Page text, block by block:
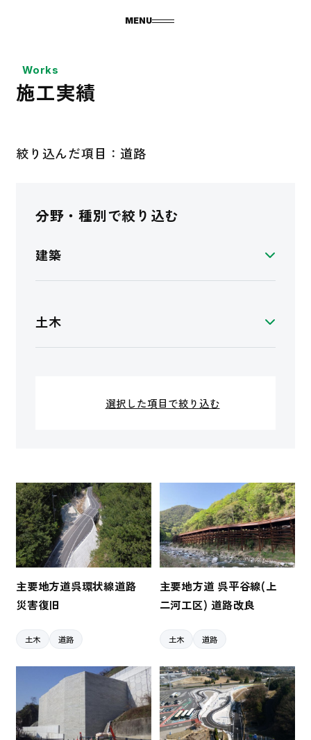
MENU
Works
施工実績
絞り込んだ項目：道路
分野・種別で絞り込む
建築
土木
選択した項目で絞り込む
主要地方道呉環状線道路
災害復旧
土木 道路
主要地方道 呉平谷線(上
二河工区) 道路改良
土木 道路